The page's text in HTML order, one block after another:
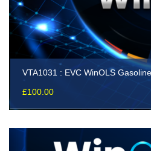
VTA1031 : EVC WinOLS
£100.00